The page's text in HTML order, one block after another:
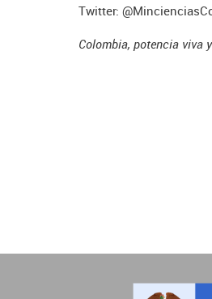
Twitter:
Colombia, potencia viva